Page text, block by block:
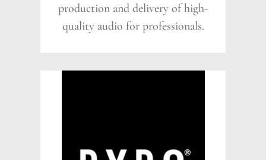
production and delivery of high-
quality audio for professionals.